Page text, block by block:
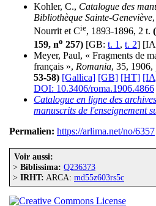
Kohler, C., Catalogue des
Bibliothèque Sainte-Geneviève
Nourrit et Cie, 1893-1896, 2 t.
159, no 257) [GB: t. 1 , t. 2]
Meyer, Paul, « Fragments de
français », Romania, 35, 1906,
53-58) [Gallica] [GB] [HT]
DOI: 10.3406/roma.1906.4866
Catalogue en ligne des
manuscrits de l'enseignement
Permalien: https://arlima.net/no/6357
Voir aussi:
> Biblissima: Q236373
> IRHT: ARCA: md55z603rs5c